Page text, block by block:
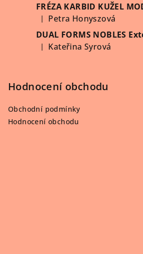
Hodnocení produktu je 5 z 5
|
Petra Honyszová
Hodnocení produktu je 5 z 5
| Kateřina Syrová
Hodnocení obchodu
Obchodní podmínky
Hodnocení obchodu